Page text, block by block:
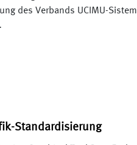
des Verbands UCIMU-
Standardisierung